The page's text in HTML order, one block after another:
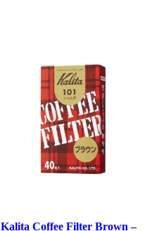
Kalita Coffee Filter Brown –